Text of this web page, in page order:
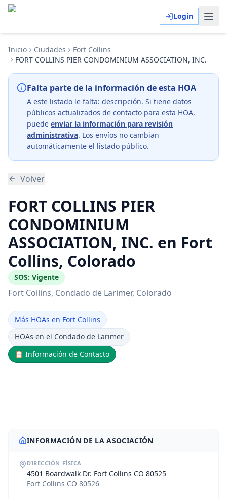
Login
Inicio Ciudades
Fort Collins
FORT COLLINS PIER CONDOMINIUM ASSOCIATION, INC.
Falta parte de la información de esta HOA
A este listado le falta: descripción. Si tiene datos
públicos actualizados de contacto para esta HOA,
puede enviar la información para revisión
administrativa. Los envíos no cambian
automáticamente el listado público.
Volver
FORT COLLINS PIER
CONDOMINIUM
ASSOCIATION, INC. en Fort
Collins, Colorado
SOS: Vigente
Fort Collins, Condado de Larimer, Colorado
Más HOAs en Fort Collins
HOAs en el Condado de Larimer
📋 Información de Contacto
INFORMACIÓN DE LA ASOCIACIÓN
DIRECCIÓN FÍSICA
4501 Boardwalk Dr. Fort Collins CO 80525
Fort Collins CO 80526